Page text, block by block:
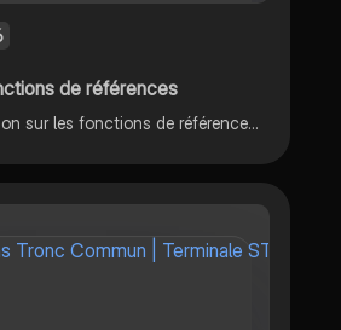
de références
Fiche 📝 de révision sur les fonctions de références en mathématiques. DM 📭 pour les questions / remarques.